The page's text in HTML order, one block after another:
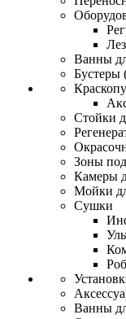
Ванны
Бустеры
Стойки
Зоны
Камеры
Мойки
Сушки
Ванны